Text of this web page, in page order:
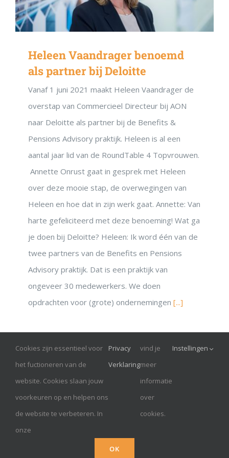
Heleen Vaandrager benoemd
als partner bij Deloitte
Vanaf 1 juni 2021 maakt Heleen Vaandrager de
overstap van Commercieel Directeur bij AON
naar Deloitte als partner bij de Benefits &
Pensions Advisory praktijk. Heleen is al een
aantal jaar lid van de RoundTable 4 Topvrouwen.
Annette Onrust gaat in gesprek met Heleen
over deze mooie stap, de overwegingen van
Heleen en hoe dat in zijn werk gaat. Annette: Van
harte gefeliciteerd met deze benoeming! Wat ga
je doen bij Deloitte? Heleen: Ik word één van de
twee partners van de Benefits en Pensions
Advisory praktijk. Dat is een praktijk van
ongeveer 30 medewerkers. We doen
opdrachten voor (grote) ondernemingen [...]
RoundTableTopVrouwen is een Handelsnaam van AMDK,
KvK: 32102563| admin@amdk.nl | +31-35-785 1908
Privacy verklaring
Cookies zijn essentieel voor
het fuctioneren van de
website. Cookies slaan jouw
voorkeuren op en helpen ons
de website te verbeteren. In
onze
Privacy
Verklaring
vind je
meer
informatie
over
cookies.
Instellingen
OK